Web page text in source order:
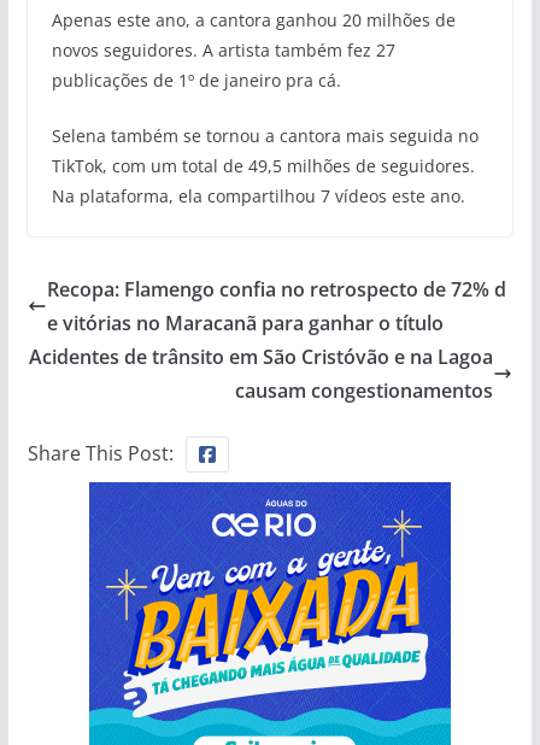
Apenas este ano, a cantora ganhou 20 milhões de
novos seguidores. A artista também fez 27
publicações de 1º de janeiro pra cá.
Selena também se tornou a cantora mais seguida no
TikTok, com um total de 49,5 milhões de seguidores.
Na plataforma, ela compartilhou 7 vídeos este ano.
Recopa: Flamengo confia no retrospecto de 72% d
e vitórias no Maracanã para ganhar o título
Acidentes de trânsito em São Cristóvão e na Lagoa
causam congestionamentos
Share This Post: